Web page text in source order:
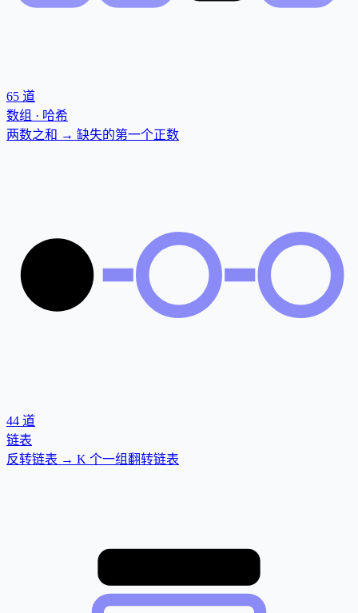
65 道
数组 · 哈希
两数之和 → 缺失的第一个正数
44 道
链表
反转链表 → K 个一组翻转链表